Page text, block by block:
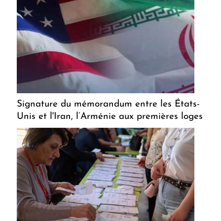
Signature du mémorandum entre les États-
Unis et l'Iran, l’Arménie aux premières loges